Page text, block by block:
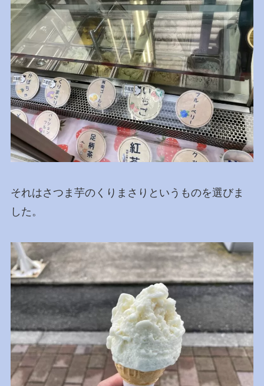
それはさつま芋のくりまさりというものを選びま
した。